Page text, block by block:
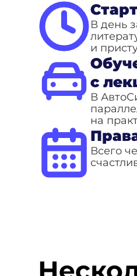
В день
и
с
В
на
Всего